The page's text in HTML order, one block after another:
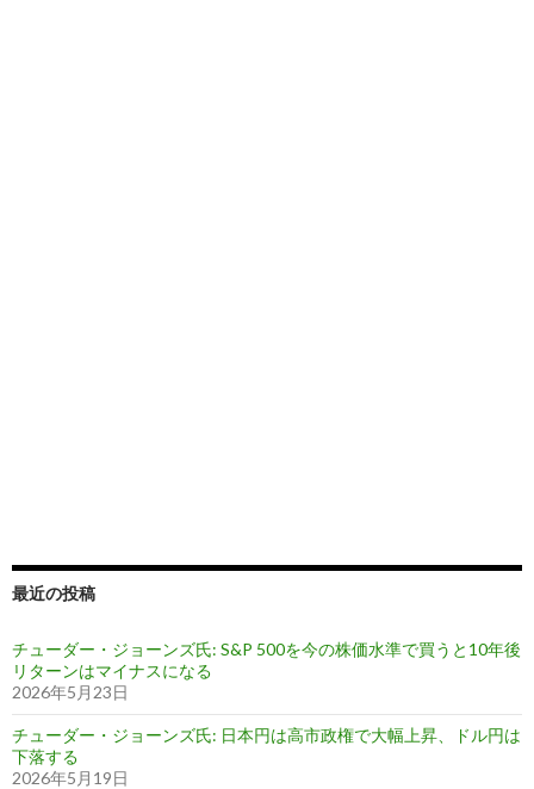
最近の投稿
チューダー・ジョーンズ氏: S&P 500を今の株価水準で買うと10年後
リターンはマイナスになる
2026年5月23日
チューダー・ジョーンズ氏: 日本円は高市政権で大幅上昇、ドル円は
下落する
2026年5月19日